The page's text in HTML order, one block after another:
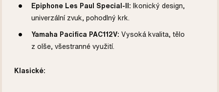
Epiphone Les Paul Special-II:
Ikonický design,
univerzální zvuk, pohodlný krk.
Yamaha Pacifica PAC112V: Vysoká kvalita, tělo
z olše, všestranné využití.
Klasické: